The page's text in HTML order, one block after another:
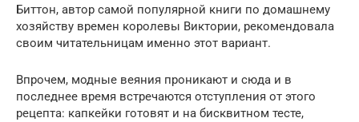
Биттон, автор самой популярной книги по домашнему
хозяйству времен королевы Виктории, рекомендовала
своим читательницам именно этот вариант.
Впрочем, модные веяния проникают и сюда и в
последнее время встречаются отступления от этого
рецепта: капкейки готовят и на бисквитном тесте,